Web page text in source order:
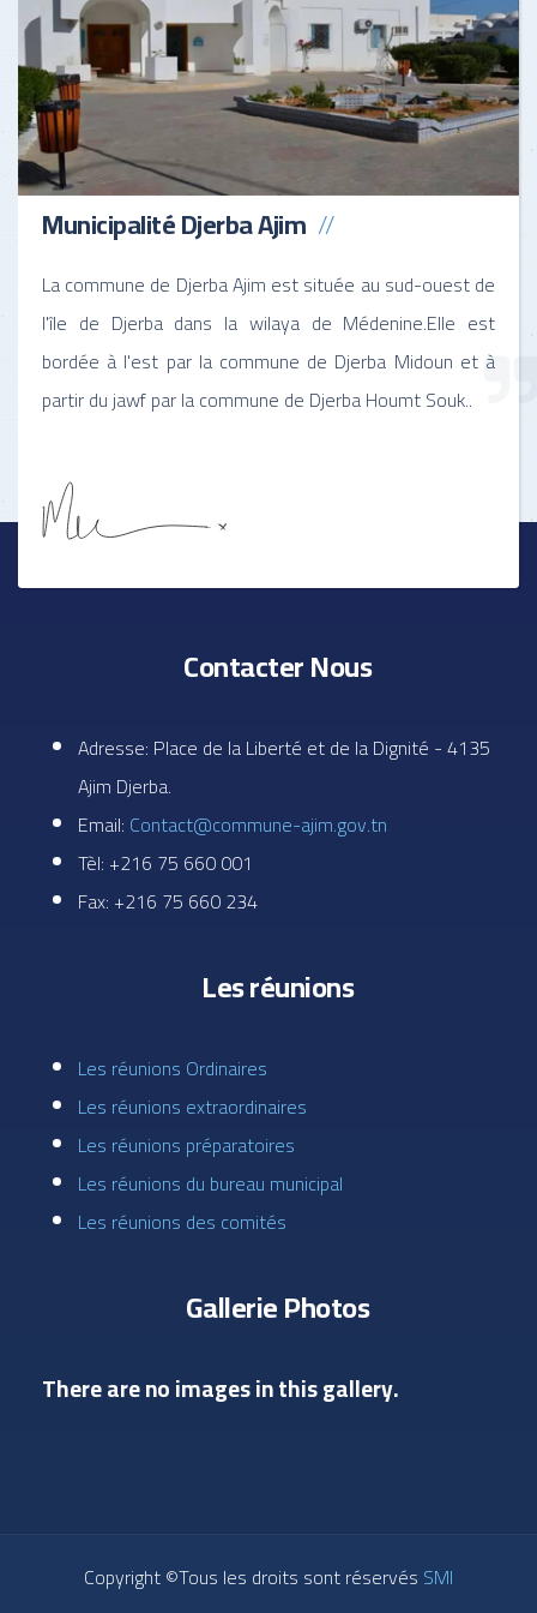
Municipalité Djerba Ajim
La commune de Djerba Ajim est située au sud-ouest de
l'île de Djerba dans la wilaya de Médenine.Elle est
bordée à l'est par la commune de Djerba Midoun et à
partir du jawf par la commune de Djerba Houmt Souk..
Contacter Nous
Adresse: Place de la Liberté et de la Dignité - 4135
Ajim Djerba.
Email: Contact@commune-ajim.gov.tn
Tèl: +216 75 660 001
Fax: +216 75 660 234
Les réunions
Les réunions Ordinaires
Les réunions extraordinaires
Les réunions préparatoires
Les réunions du bureau municipal
Les réunions des comités
Gallerie Photos
There are no images in this gallery.
Copyright ©Tous les droits sont réservés SMI